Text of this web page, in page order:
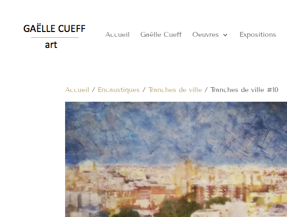
Accueil Gaëlle Cueff Oeuvres Expositions
Accueil / Encaustiques /Tranches de ville / Tranches de ville #10